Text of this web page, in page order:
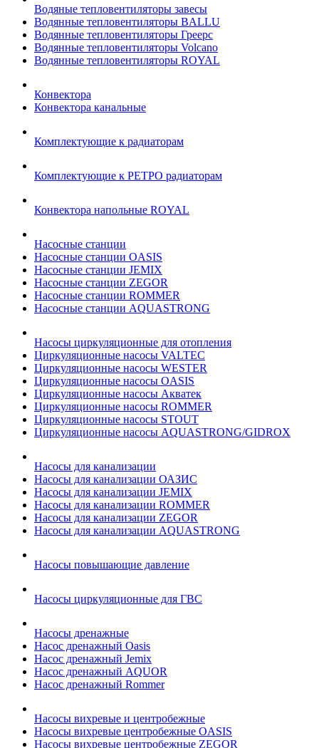
Водяные тепловентиляторы завесы
Водянные тепловентиляторы BALLU
Водянные тепловентиляторы Греерс
Водянные тепловентиляторы Volcano
Водянные тепловентиляторы ROYAL
Конвектора
Конвектора канальные
Комплектующие к радиаторам
Комплектующие к РЕТРО радиаторам
Конвектора напольные ROYAL
Насосные станции
Насосные станции OASIS
Насосные станции JEMIX
Насосные станции ZEGOR
Насосные станции ROMMER
Насосные станции AQUASTRONG
Насосы циркуляционные для отопления
Циркуляционные насосы VALTEC
Циркуляционные насосы WESTER
Циркуляционные насосы OASIS
Циркуляционные насосы Акватек
Циркуляционные насосы ROMMER
Циркуляционные насосы STOUT
Циркуляционные насосы AQUASTRONG/GIDROX
Насосы для канализации
Насосы для канализации ОАЗИС
Насосы для канализации JEMIX
Насосы для канализации ROMMER
Насосы для канализации ZEGOR
Насосы для канализации AQUASTRONG
Насосы повышающие давление
Насосы циркуляционные для ГВС
Насосы дренажные
Насос дренажный Oasis
Насос дренажный Jemix
Насос дренажный AQUOR
Насос дренажный Rommer
Насосы вихревые и центробежные
Насосы вихревые центробежные OASIS
Насосы вихревые центробежные ZEGOR